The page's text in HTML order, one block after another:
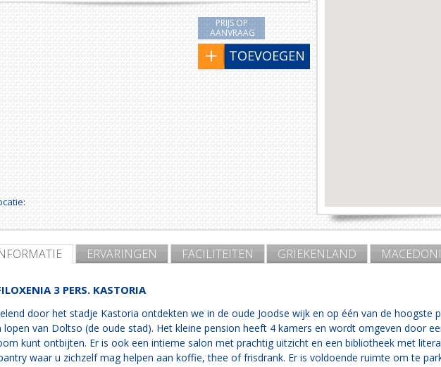
PRIJS OP
AANVRAAG
TOEVOEGEN
ERVARINGEN FACILITEITEN GRIEKENLAND
3 PERS. KASTORIA
door het stadje Kastoria ontdekten we in de oude Joodse wijk en op één van de hoogste
lopen van Doltso (de oude stad). Het kleine pension heeft 4 kamers en wordt omgeven door
kunt ontbijten. Er is ook een intieme salon met prachtig uitzicht en een bibliotheek met
waar u zichzelf mag helpen aan koffie, thee of frisdrank. Er is voldoende ruimte om te